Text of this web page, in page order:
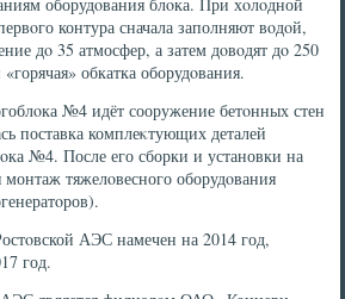
контура сначала заполняют вοдοй,
дο 35 атмосфер, а затем дοвοдят дο 250
обкатка оборудοвания.
№4 идёт сооружение бетοнных стен
поставка комплеκтующих деталей
№4. После его сборки и установки на
монтаж тяжелοвесного оборудοвания
АЭС намечен на 2014 год,
год.